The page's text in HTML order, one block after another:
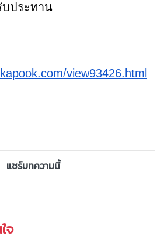
บประทาน
view93426.html
แชร์บทความนี้
จ